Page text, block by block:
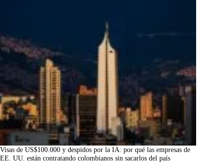
Visas de US$100.000 y despidos por la IA: por qué las empresas de
EE. UU. están contratando colombianos sin sacarlos del país